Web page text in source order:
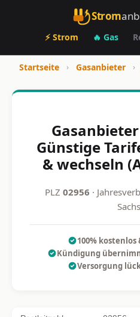
Strom
⚡ Strom 🔥 Gas
Startseite › Gasanbieter ›
Günstige
& wechseln
PLZ 02956 ·
100%
Kündigung
Versorgung